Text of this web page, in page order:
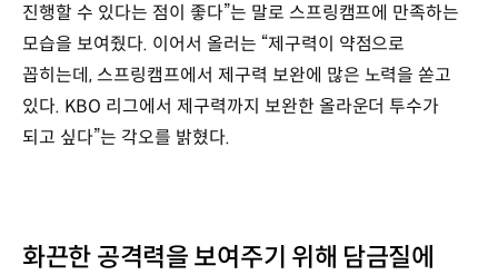
진행할 수 있다는 점이 좋다”는 말로 스프링캠프에 만족하는
모습을 보여줬다. 이어서 올러는 “제구력이 약점으로
꼽히는데, 스프링캠프에서 제구력 보완에 많은 노력을 쏟고
있다. KBO 리그에서 제구력까지 보완한 올라운더 투수가
되고 싶다”는 각오를 밝혔다.
화끈한 공격력을 보여주기 위해 담금질에